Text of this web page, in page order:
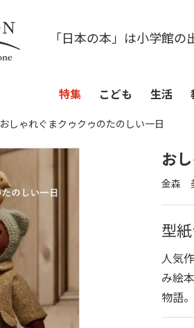
「日本の本」は小学館
特集 こども 生活
おしゃれぐまクゥクゥのたのしい一日
お
金森
型
人気
み絵
物語